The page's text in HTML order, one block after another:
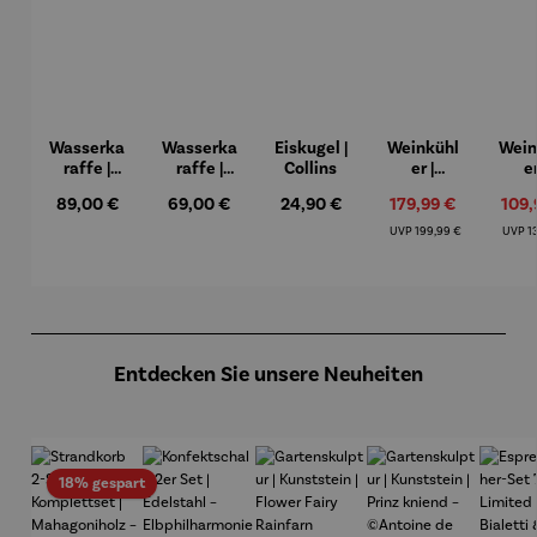
Wasserka
raffe |
Regulärer Preis:
89,00 €
Wasserka
raffe |
Regulärer Preis:
69,00 €
Eiskugel |
Collins
Regulärer Preis:
24,90 €
Weinkühl
er |
Deluxe
Inox
Verkaufspreis:
179,99 €
UVPRegulärer Preis:
199,99 €
One
UVP
Entdecken Sie unsere Neuheiten
18% gespartRabatt